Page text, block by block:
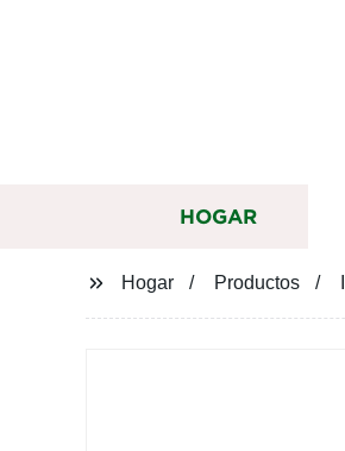
HOGAR
Hogar Productos